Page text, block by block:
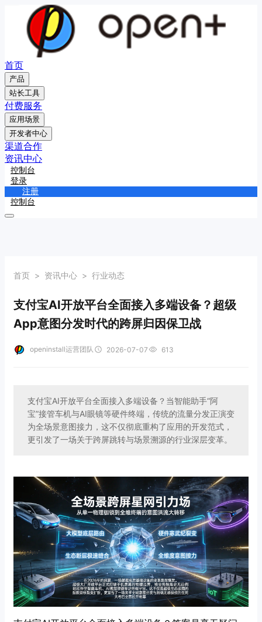
首页
产品
站长工具
付费服务
应用场景
开发者中心
渠道合作
资讯中心
控制台
登录
注册
控制台
首页 > 资讯中心 > 行业动态
支付宝AI开放平台全面接入多端设备？超级
App意图分发时代的跨屏归因保卫战
openinstall运营团队 2026-07-07 613
支付宝AI开放平台全面接入多端设备？当智能助手“阿
宝”接管车机与AI眼镜等硬件终端，传统的流量分发正演变
为全场景意图接力，这不仅彻底重构了应用的开发范式，
更引发了一场关于跨屏跳转与场景溯源的行业深层变革。